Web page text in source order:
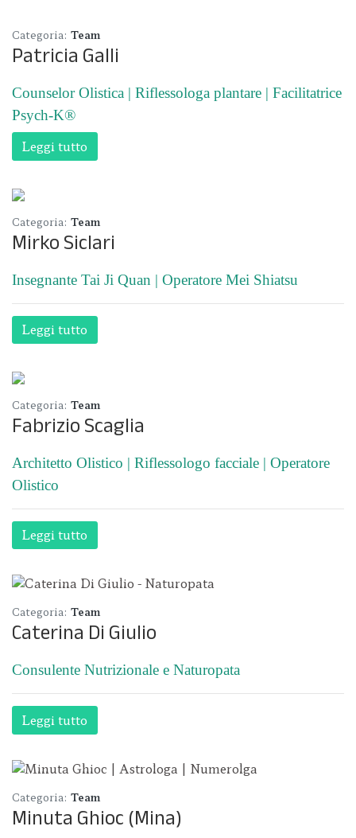
Categoria: Team
Patricia Galli
Counselor Olistica | Riflessologa plantare | Facilitatrice
Psych-K®
Leggi tutto
Categoria: Team
Mirko Siclari
Insegnante Tai Ji Quan | Operatore Mei Shiatsu
Leggi tutto
Categoria: Team
Fabrizio Scaglia
Architetto Olistico | Riflessologo facciale | Operatore
Olistico
Leggi tutto
Categoria: Team
Caterina Di Giulio
Consulente Nutrizionale e Naturopata
Leggi tutto
Categoria: Team
Minuta Ghioc (Mina)